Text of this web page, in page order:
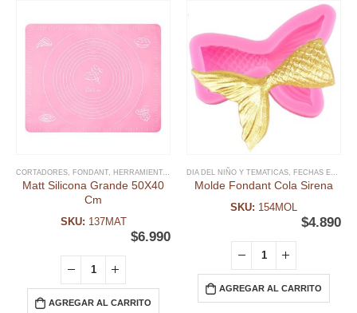
CORTADORES, FONDANT, HERRAMIENTAS FONDANT , INSUMOS GALLETAS
Matt Silicona Grande 50X40
Cm
SKU: 137MAT
$6.990
AGREGAR AL CARRITO
DIA DEL NIÑO Y TEMATICAS, FECHAS ESPECIALES
Molde Fondant Cola Sirena
SKU: 154MOL
$4.890
AGREGAR AL CARRITO